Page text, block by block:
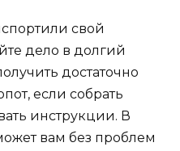
свой
дело в долгий
достаточно
если собрать
инструкции. В
вам без проблем